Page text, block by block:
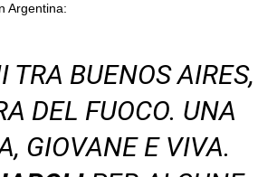
Argentina:
TRA BUENOS AIRES,
DEL FUOCO. UNA
GIOVANE E VIVA.